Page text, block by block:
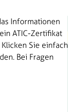
Informationen
ATIC-Zertifikat
Sie einfach
Bei Fragen